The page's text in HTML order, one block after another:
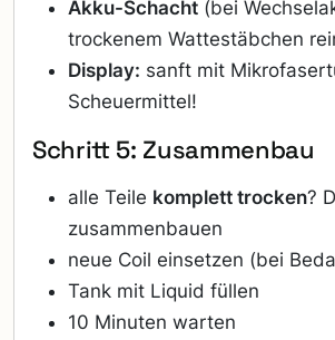
Akku-Schacht (bei
trockenem Wattestäbchen
Display: sanft mit
Scheuermittel!
Schritt 5: Zusammenbau
alle Teile komplett trocken?
zusammenbauen
neue Coil einsetzen (bei
Tank mit Liquid füllen
10 Minuten warten